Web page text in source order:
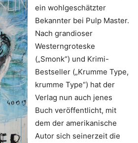
ein wohlgeschätzter
Bekannter bei Pulp Master.
Nach grandioser
Westerngroteske
(„Smonk“) und Krimi-
Bestseller („Krumme Type,
krumme Type“) hat der
Verlag nun auch jenes
Buch veröffentlicht, mit
dem der amerikanische
Autor sich seinerzeit die